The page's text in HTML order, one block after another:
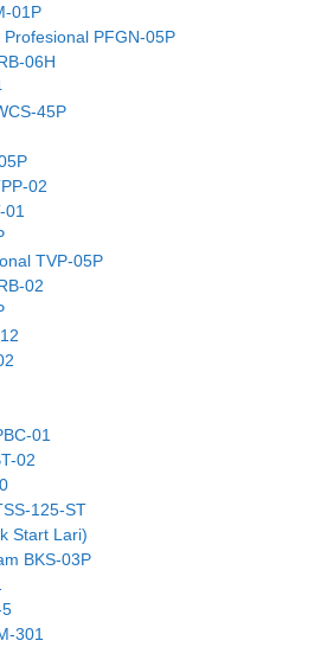
01P
PFGN-05P
06H
45P
02
01
TVP-05P
02
01
02
125-ST
Start Lari)
BKS-03P
301